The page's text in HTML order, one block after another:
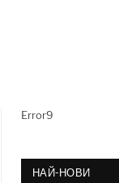
Error9
НАЙ-НОВИ